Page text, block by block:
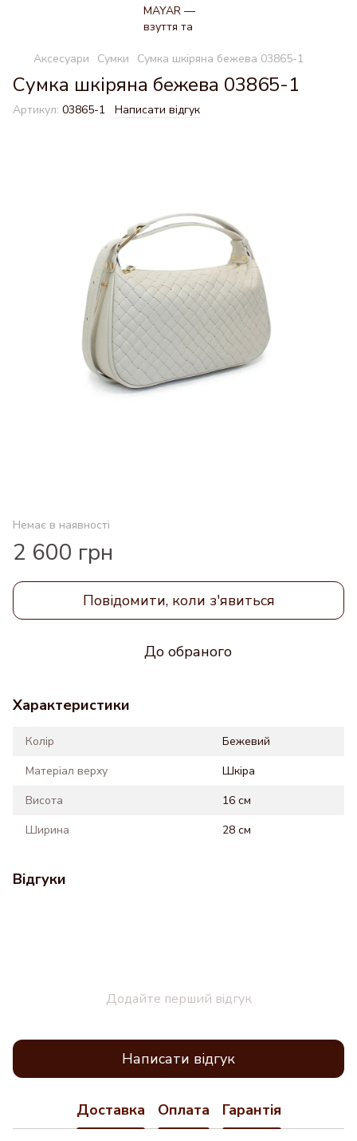
Аксесуари Сумки Сумка шкіряна бежева 03865-1
Сумка шкіряна бежева 03865-1
Артикул: 03865-1 Написати відгук
Немає в наявності
2 600 грн
Повідомити, коли з'явиться
До обраного
Характеристики
Колір
Бежевий
Матеріал верху
Шкіра
Висота
16 см
Ширина
28 см
Відгуки
Додайте перший відгук
Написати відгук
Доставка Оплата Гарантія